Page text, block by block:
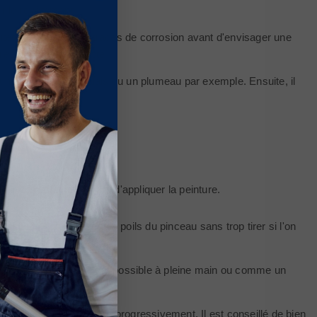
revêtement.
ces anciennes traces de corrosion avant d'envisager une
tout à fait adapté.
aspirateur, un balais ou un plumeau par exemple. Ensuite, il
correctement avant d'appliquer la peinture.
Il faut donc écraser les poils du pinceau sans trop tirer si l'on
le plus évident possible à pleine main ou comme un
pinceau.
de 1 m² à peindre progressivement. Il est conseillé de bien